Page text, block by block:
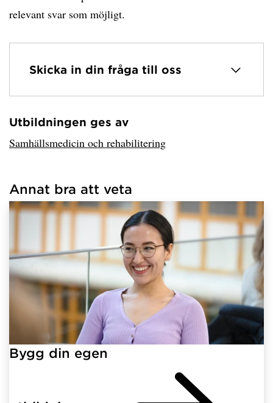
relevant svar som möjligt.
Skicka in din fråga till oss
Har hämtat avsändare.
Utbildningen ges av
Samhällsmedicin och rehabilitering
hämtat länkar.
Annat bra att veta
Bygg din egen